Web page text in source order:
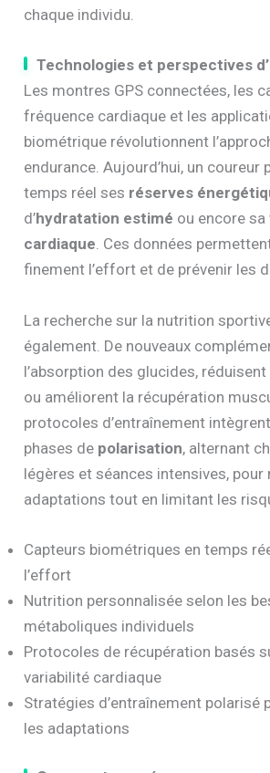
chaque individu.
Technologies et perspectives
Les montres GPS connectées, les
fréquence cardiaque et les
biométrique révolutionnent
endurance. Aujourd’hui, un coureur
temps réel ses réserves
d’hydratation estimé ou encore sa
cardiaque. Ces données
finement l’effort et de prévenir les
La recherche sur la nutrition
également. De nouveaux
l’absorption des glucides,
ou améliorent la récupération
protocoles d’entraînement
phases de polarisation, alternant
légères et séances intensives, pour
adaptations tout en limitant les
Capteurs biométriques en temps
l’effort
Nutrition personnalisée selon les
métaboliques individuels
Protocoles de récupération basés
variabilité cardiaque
Stratégies d’entraînement polarisé
les adaptations